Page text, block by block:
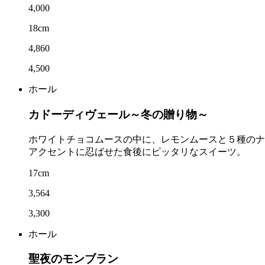
4,000
18cm
4,860
4,500
ホール
カドーディヴェール～冬の贈り物～
ホワイトチョコムースの中に、レモンムースと５種の
アクセントに忍ばせた食後にピッタリなスイーツ。
17cm
3,564
3,300
ホール
聖夜のモンブラン